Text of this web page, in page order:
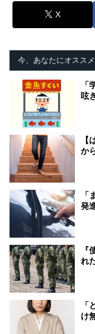
X
今、あなたにオスス
呟
か
発
れ
け